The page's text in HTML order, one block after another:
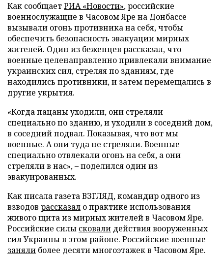
Как сообщаетРИА «Новости», российские
военнослужащие в Часовом Яре на Донбассе
вызывали огонь противника на себя, чтобы
обеспечить безопасность эвакуации мирных
жителей. Один из беженцев рассказал, что
военные целенаправленно привлекали внимание
украинских сил, стреляя по зданиям, где
находились противники, и затем перемещались в
другие укрытия.
«Когда пацаны уходили, они стреляли
специально по зданию, и уходили в соседний дом,
в соседний подвал. Показывая, что вот мы
военные. А они туда не стреляли. Военные
специально отвлекали огонь на себя, а они
стреляли в нас», – поделился один из
эвакуированных.
Как писала газета ВЗГЛЯД, командир одного из
взводов рассказал о практике использования
живого щита из мирных жителей в Часовом Яре.
Российские силы сковали действия вооруженных
сил Украины в этом районе. Российские военные
заняли более десяти многоэтажек в Часовом Яре.